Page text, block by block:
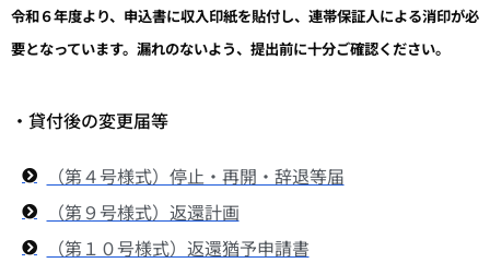
令和６年度より、申込書に収入印紙を貼付し、連帯保証人による消印が必
要となっています。漏れのないよう、提出前に十分ご確認ください。
・貸付後の変更届等
（第４号様式）停止・再開・辞退等届
（第９号様式）返還計画
（第１０号様式）返還猶予申請書